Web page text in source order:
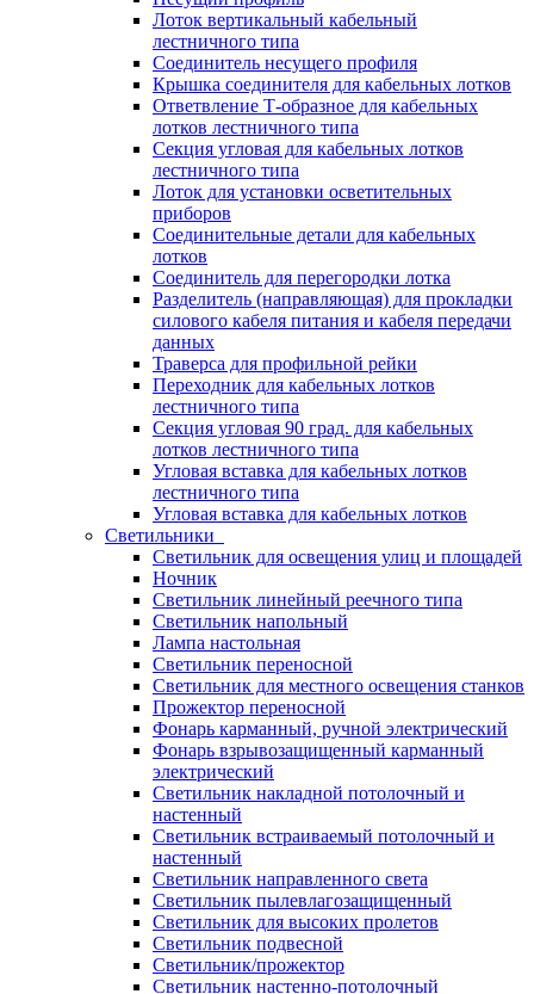
Лоток вертикальный кабельный
лестничного типа
Соединитель несущего профиля
Крышка соединителя для кабельных лотков
Ответвление Т-образное для кабельных
лотков лестничного типа
Секция угловая для кабельных лотков
лестничного типа
Лоток для установки осветительных
приборов
Соединительные детали для кабельных
лотков
Соединитель для перегородки лотка
Разделитель (направляющая) для прокладки
силового кабеля питания и кабеля передачи
данных
Траверса для профильной рейки
Переходник для кабельных лотков
лестничного типа
Секция угловая 90 град. для кабельных
лотков лестничного типа
Угловая вставка для кабельных лотков
лестничного типа
Угловая вставка для кабельных лотков
Светильники
Светильник для освещения улиц и площадей
Ночник
Светильник линейный реечного типа
Светильник напольный
Лампа настольная
Светильник переносной
Светильник для местного освещения станков
Прожектор переносной
Фонарь карманный, ручной электрический
Фонарь взрывозащищенный карманный
электрический
Светильник накладной потолочный и
настенный
Светильник встраиваемый потолочный и
настенный
Светильник направленного света
Светильник пылевлагозащищенный
Светильник для высоких пролетов
Светильник подвесной
Светильник/прожектор
Светильник настенно-потолочный